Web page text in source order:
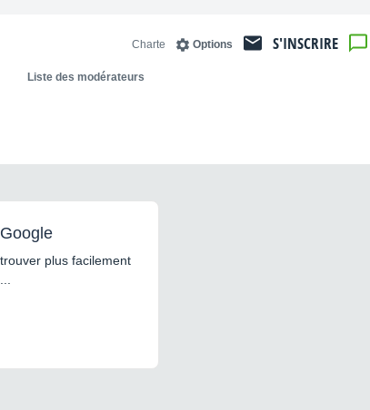
S'INSCRIRE
Options
Charte
Liste des modérateurs
plus facilement